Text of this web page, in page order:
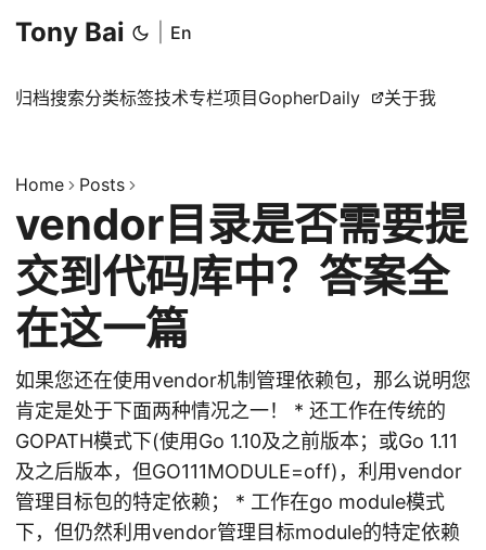
Tony Bai En
归档搜索分类标签技术专栏项目 GopherDaily 关于我
Home Posts
vendor目录是否需要提
交到代码库中？答案全
在这一篇
如果您还在使用vendor机制管理依赖包，那么说明您
肯定是处于下面两种情况之一！ * 还工作在传统的
GOPATH模式下(使用Go 1.10及之前版本；或Go 1.11
及之后版本，但GO111MODULE=off)，利用vendor
管理目标包的特定依赖； * 工作在go module模式
下，但仍然利用vendor管理目标module的特定依赖